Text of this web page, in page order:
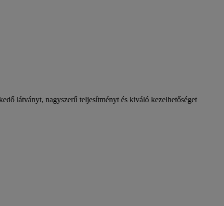
látványt, nagyszerű teljesítményt és kiváló kezelhetőséget